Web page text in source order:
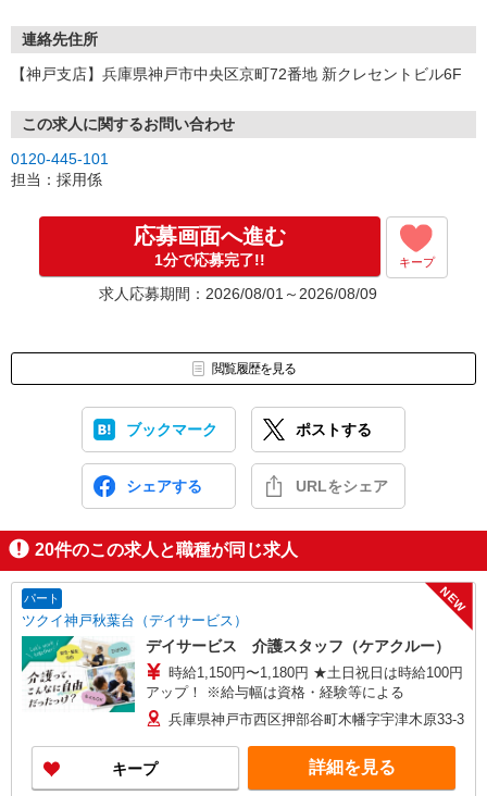
連絡先住所
【神戸支店】兵庫県神戸市中央区京町72番地 新クレセントビル6F
この求人に関するお問い合わせ
0120-445-101
担当：採用係
応募画面へ進む
1分で応募完了!! キープ
求人応募期間：2026/08/01～2026/08/09
閲覧履歴を見る
ブックマーク ポストする
シェアする URLをシェア
20件のこの求人と職種が同じ求人
パート
ツクイ神戸秋葉台（デイサービス）
NEW
デイサービス 介護スタッフ（ケアクルー）
時給1,150円〜1,180円 ★土日祝日は時給100円
アップ！ ※給与幅は資格・経験等による
兵庫県神戸市西区押部谷町木幡字宇津木原33-3
キープ 詳細を見る